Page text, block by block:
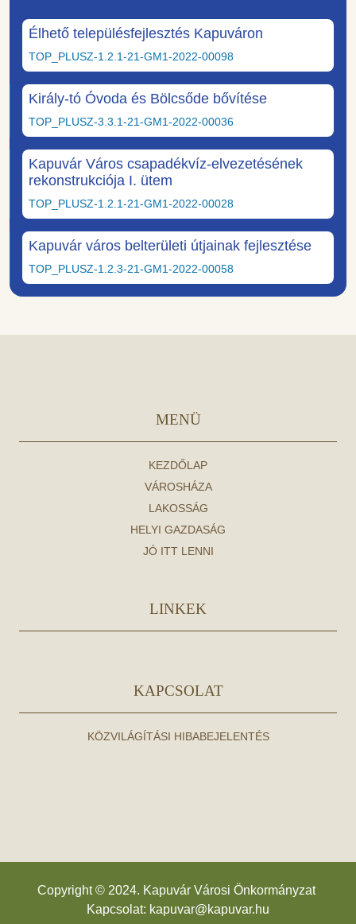
Élhető településfejlesztés Kapuváron
TOP_PLUSZ-1.2.1-21-GM1-2022-00098
Király-tó Óvoda és Bölcsőde bővítése
TOP_PLUSZ-3.3.1-21-GM1-2022-00036
Kapuvár Város csapadékvíz-elvezetésének
rekonstrukciója I. ütem
TOP_PLUSZ-1.2.1-21-GM1-2022-00028
Kapuvár város belterületi útjainak fejlesztése
TOP_PLUSZ-1.2.3-21-GM1-2022-00058
MENÜ
KEZDŐLAP
VÁROSHÁZA
LAKOSSÁG
HELYI GAZDASÁG
JÓ ITT LENNI
LINKEK
KAPCSOLAT
KÖZVILÁGÍTÁSI HIBABEJELENTÉS
Copyright © 2024. Kapuvár Városi Önkormányzat
Kapcsolat: kapuvar@kapuvar.hu